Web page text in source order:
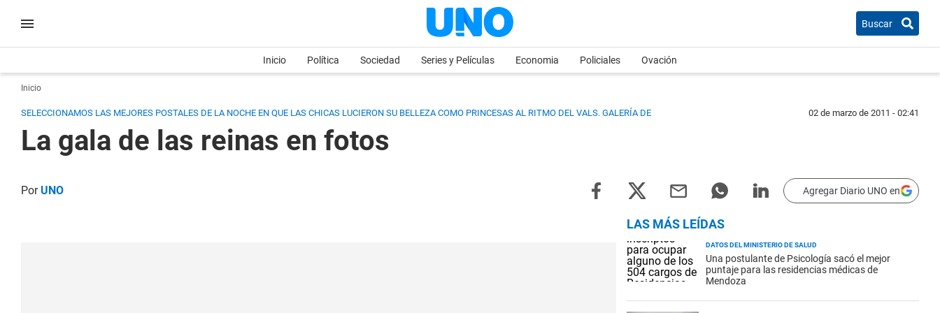
Buscar
Inicio Política Sociedad Series y Películas Economia Policiales Ovación
Inicio
SELECCIONAMOS LAS MEJORES POSTALES DE LA NOCHE EN QUE LAS CHICAS LUCIERON SU BELLEZA COMO PRINCESAS AL RITMO DEL VALS. GALERÍA DE 02 de marzo de 2011 - 02:41
La gala de las reinas en fotos
PorUNO Agregar Diario UNO en
LAS MÁS LEÍDAS
DATOS DEL MINISTERIO DE SALUD
Una postulante de Psicología sacó el mejor
puntaje para las residencias médicas de
Mendoza